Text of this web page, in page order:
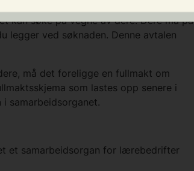
kan søke på vegne av dere. Dere må på
legger ved søknaden. Denne avtalen
må det foreligge en fullmakt om
som lastes opp senere i
samarbeidsorganet.
et samarbeidsorgan for lærebedrifter